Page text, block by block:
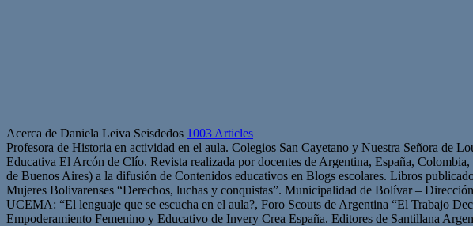
Acerca de Daniela Leiva Seisdedos 1003 Articles
Profesora de Historia en actividad en el aula. Colegios San Cayetano y Nuestra Señora de
Educativa El Arcón de Clío. Revista realizada por docentes de Argentina, España,
de Buenos Aires) a la difusión de Contenidos educativos en Blogs escolares. Libros
Mujeres Bolivarenses “Derechos, luchas y conquistas”. Municipalidad de Bolívar –
UCEMA: “El lenguaje que se escucha en el aula?, Foro Scouts de Argentina “El Trabajo
Empoderamiento Femenino y Educativo de Invery Crea España. Editores de Santillana